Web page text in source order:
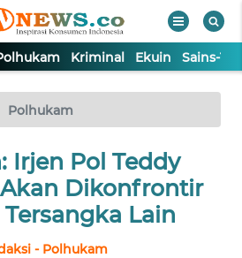
Kriminal Ekuin Sains-
Polhukam
Irjen Pol Teddy
Dikonfrontir
Lain
- Polhukam